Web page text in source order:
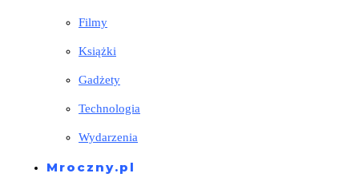
Filmy
Książki
Gadżety
Technologia
Wydarzenia
Mroczny.pl